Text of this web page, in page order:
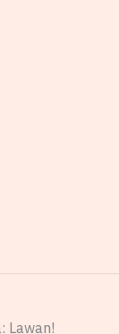
Lawan!